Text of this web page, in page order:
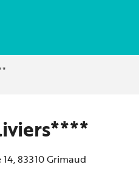
83310 Grimaud